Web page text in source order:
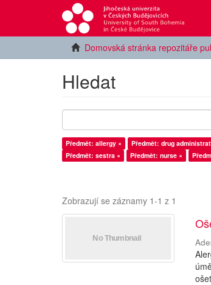
Domovská stránka repozitáře
Hledat
Předmět: allergy × Předmět: drug
Předmět: sestra ×
Předmět: nurse ×
Zobrazují se záznamy 1-1 z 1